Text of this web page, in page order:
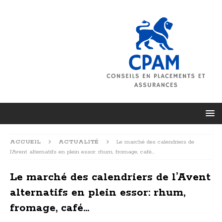
ACCUEIL ACTUALITÉ
Le marché des calendriers de
l’Avent alternatifs en plein essor: rhum, fromage, café…
Le marché des calendriers de l’Avent
alternatifs en plein essor: rhum,
fromage, café…